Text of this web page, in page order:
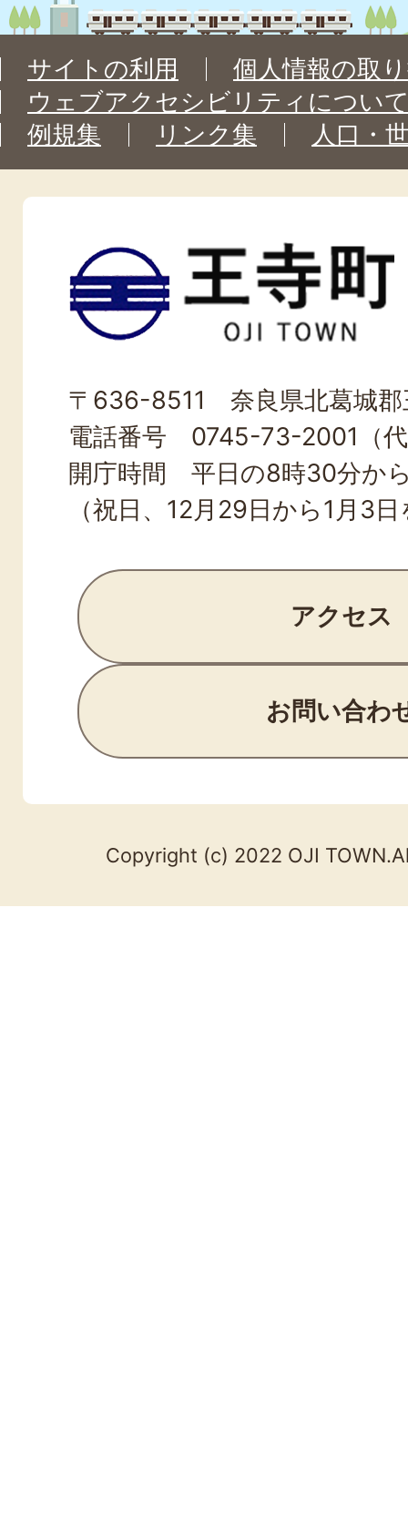
サイトの利用
個人情報の取
ウェブアクセシビリティについ
例規集
リンク集 人口・
王
寺
町
TOWN
〒636-8511 奈良県北葛城郡
電話番号 0745-73-2001（
開庁時間 平日の8時30分か
（祝日、12月29日から1月3
アクセス
お問い合わ
Copyright (c) 2022 OJI